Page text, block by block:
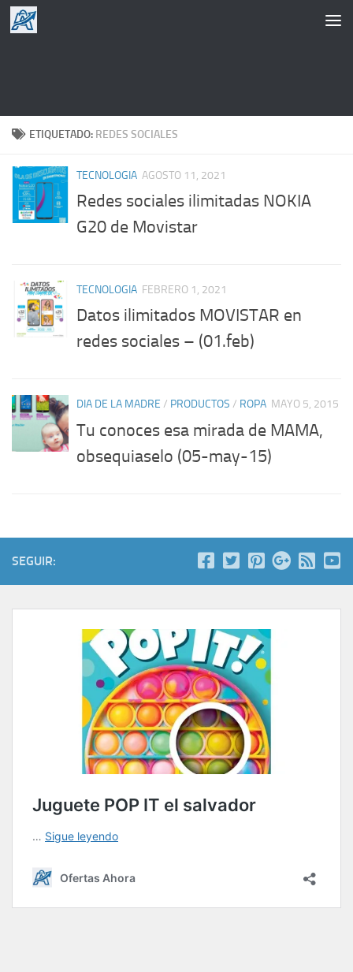
Saltar al contenido
ETIQUETADO: REDES SOCIALES
TECNOLOGIA AGOSTO 11, 2021
Redes sociales ilimitadas NOKIA
G20 de Movistar
TECNOLOGIA FEBRERO 1, 2021
Datos ilimitados MOVISTAR en
redes sociales – (01.feb)
DIA DE LA MADRE / PRODUCTOS / ROPA MAYO 5, 2015
Tu conoces esa mirada de MAMA,
obsequiaselo (05-may-15)
SEGUIR: